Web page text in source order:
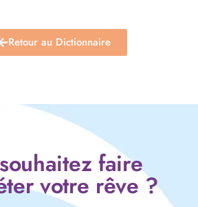
Retour au Dictionnaire
faire
votre rêve ?